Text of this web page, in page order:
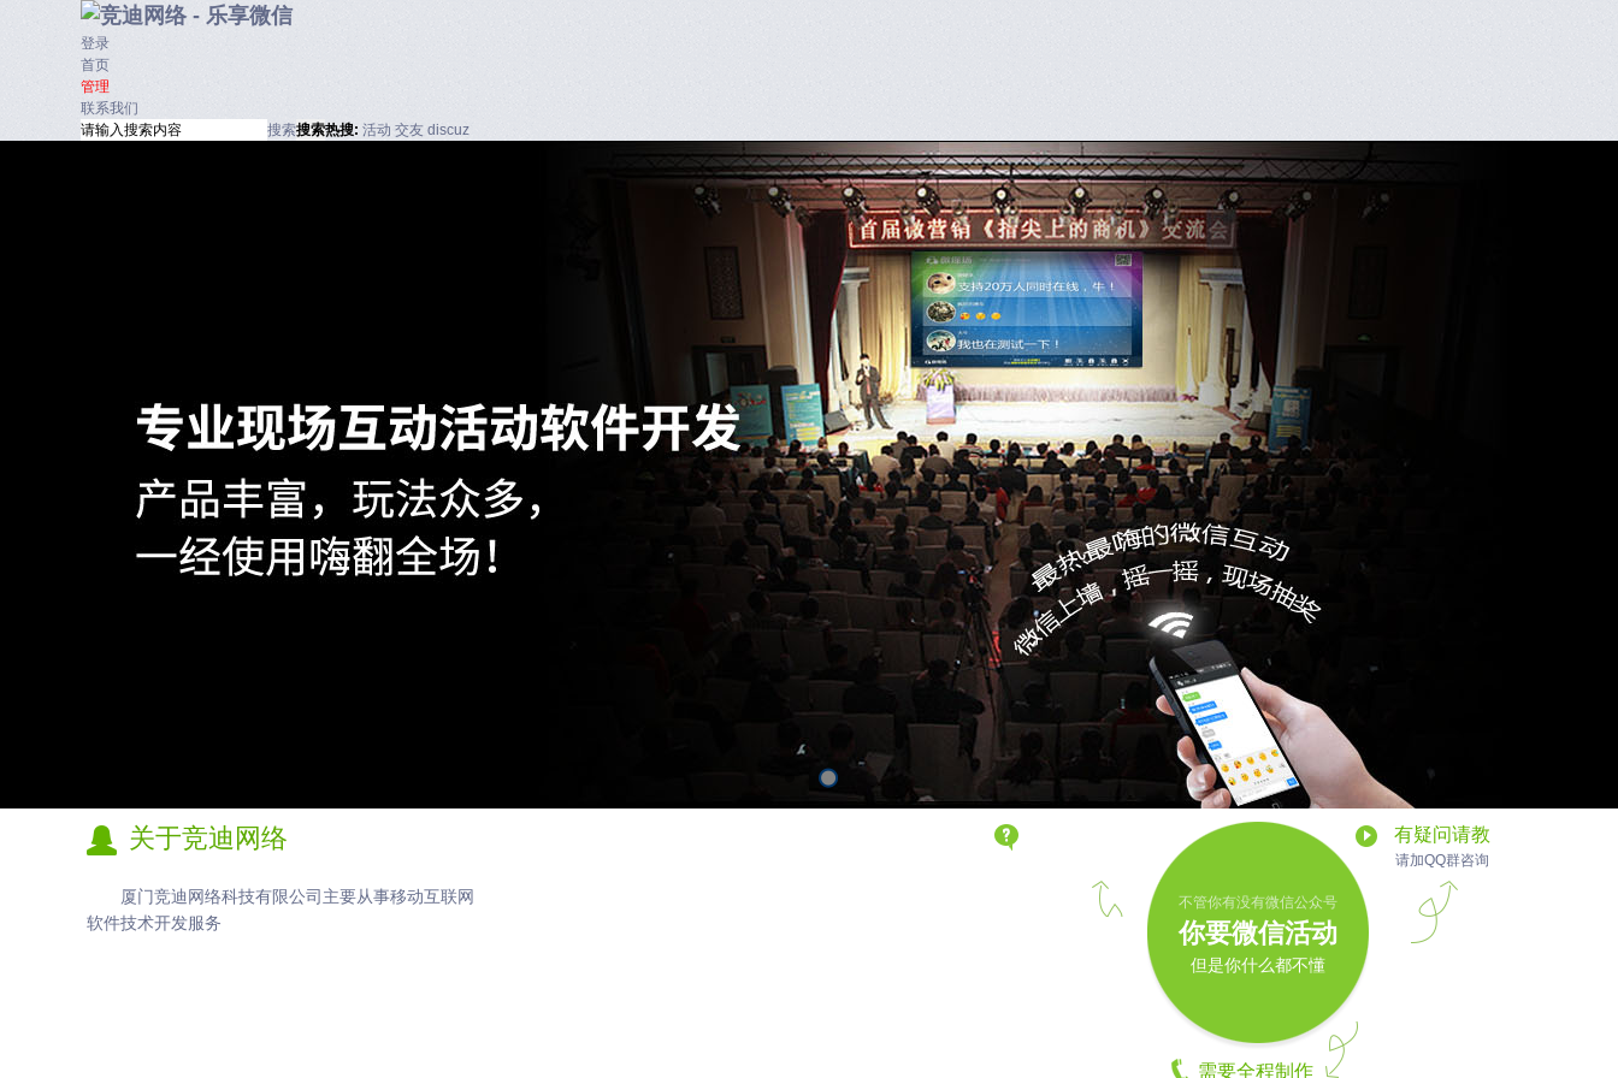
登录
首页
管理
联系我们
搜索搜索热搜: 活动 交友 discuz
关于竞迪网络
厦门竞迪网络科技有限公司主要从事移动互联网
软件技术开发服务
不管你有没有微信公众号
你要微信活动
但是你什么都不懂
有疑问请教
请加QQ群咨询
需要全程制作